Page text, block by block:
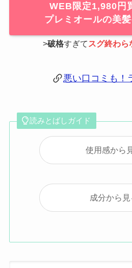
WEB限定1,980円
プレミオールの美
>破格すぎて スグ終わら
悪い口コミも！
読みとばしガイド
使用感から
成分から見